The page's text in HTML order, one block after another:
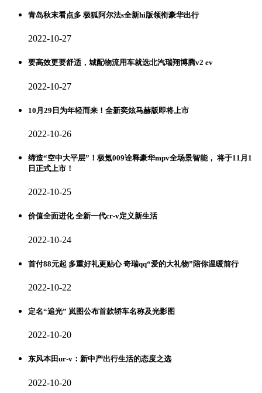
青岛秋末看点多 极狐阿尔法s全新hi版领衔豪华出行
2022-10-27
要高效更要舒适，城配物流用车就选北汽瑞翔博腾v2 ev
2022-10-27
10月29日为年轻而来！全新奕炫马赫版即将上市
2022-10-26
缔造“空中大平层”！极氪009诠释豪华mpv全场景智能， 将于11月1
日正式上市！
2022-10-25
价值全面进化 全新一代cr-v定义新生活
2022-10-24
首付88元起 多重好礼更贴心 奇瑞qq“爱的大礼物”陪你温暖前行
2022-10-22
定名“追光” 岚图公布首款轿车名称及光影图
2022-10-20
东风本田ur-v：新中产出行生活的态度之选
2022-10-20